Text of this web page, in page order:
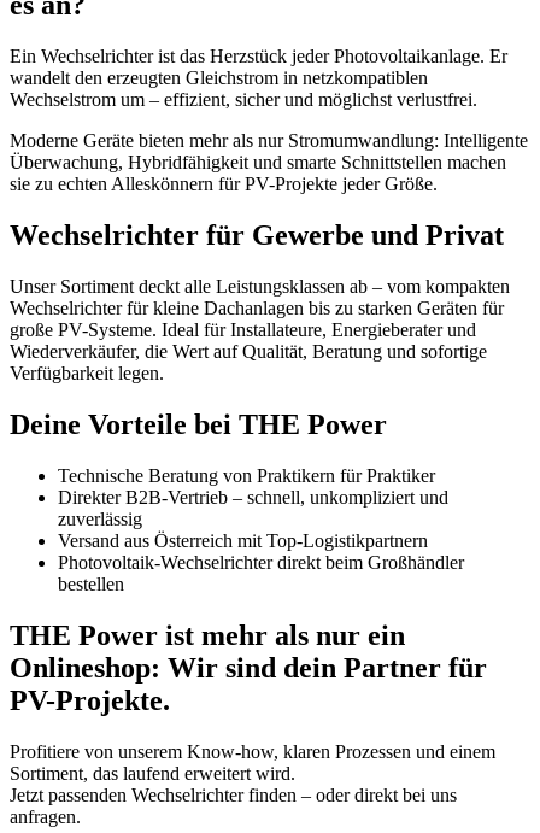
Ein Wechselrichter ist das Herzstück jeder Photovoltaikanlage. Er
wandelt den erzeugten Gleichstrom in netzkompatiblen
Wechselstrom um – effizient, sicher und möglichst verlustfrei.
Moderne Geräte bieten mehr als nur Stromumwandlung: Intelligente
Überwachung, Hybridfähigkeit und smarte Schnittstellen machen
sie zu echten Alleskönnern für PV-Projekte jeder Größe.
Wechselrichter für Gewerbe und Privat
Unser Sortiment deckt alle Leistungsklassen ab – vom kompakten
Wechselrichter für kleine Dachanlagen bis zu starken Geräten für
große PV-Systeme. Ideal für Installateure, Energieberater und
Wiederverkäufer, die Wert auf Qualität, Beratung und sofortige
Verfügbarkeit legen.
Deine Vorteile bei THE Power
Technische Beratung von Praktikern für Praktiker
Direkter B2B-Vertrieb – schnell, unkompliziert und
zuverlässig
Versand aus Österreich mit Top-Logistikpartnern
Photovoltaik-Wechselrichter direkt beim Großhändler
bestellen
THE Power ist mehr als nur ein
Onlineshop: Wir sind dein Partner für
PV-Projekte.
Profitiere von unserem Know-how, klaren Prozessen und einem
Sortiment, das laufend erweitert wird.
Jetzt passenden Wechselrichter finden – oder direkt bei uns
anfragen.